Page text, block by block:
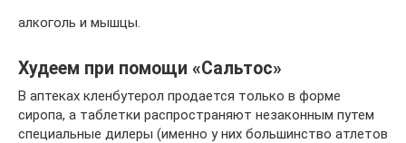
алкоголь и мышцы.
Худеем при помощи «Сальтос»
В аптеках кленбутерол продается только в форме
сиропа, а таблетки распространяют незаконным путем
специальные дилеры (именно у них большинство атлетов